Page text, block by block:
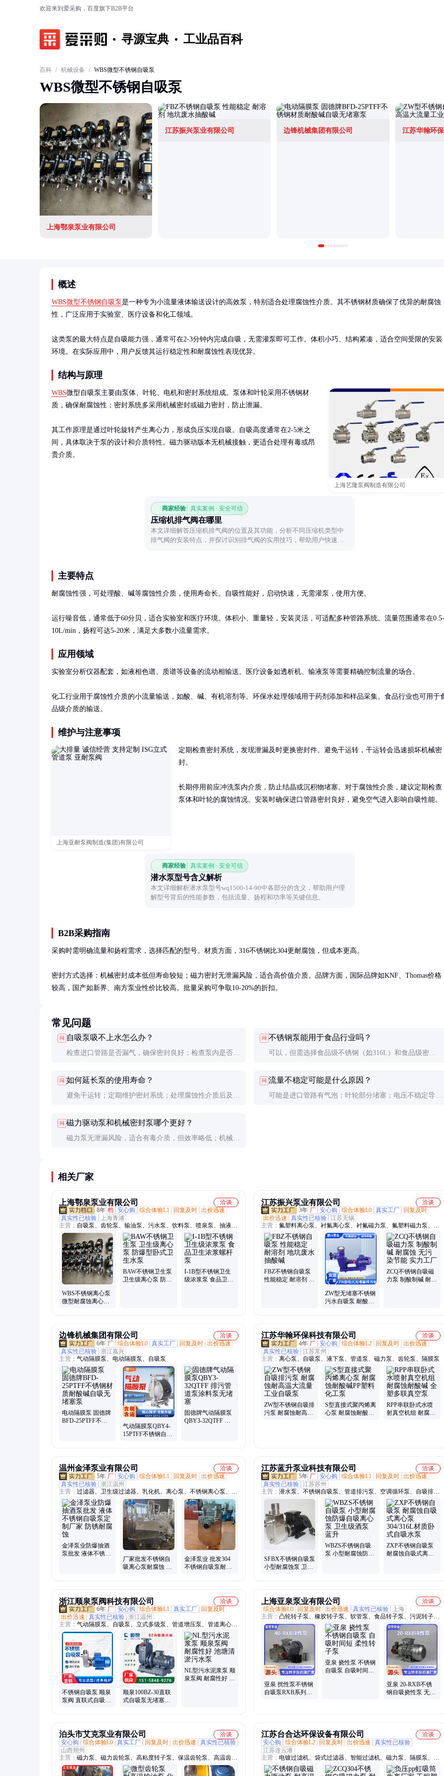
欢迎来到爱采购，百度旗下B2B平台
寻源宝典 工业品百科
百科 / 机械设备 / WBS微型不锈钢自吸泵
WBS微型不锈钢自吸泵
上海鄂泉泵业有限公司
江苏振兴泵业有限公司 边锋机械集团有限公司 江苏华翰环
概述
WBS微型不锈钢自吸泵是一种专为小流量液体输送设计的高效泵，特别适合处理腐蚀性介质。其不锈钢材质确保了优异的耐腐蚀
性，广泛应用于实验室、医疗设备和化工领域。
这类泵的最大特点是自吸能力强，通常可在2-3分钟内完成自吸，无需灌泵即可工作。体积小巧、结构紧凑，适合空间受限的安装
环境。在实际应用中，用户反馈其运行稳定性和耐腐蚀性表现优异。
结构与原理
上海艺隆泵阀制造有限公司
WBS微型自吸泵主要由泵体、叶轮、电机和密封系统组成。泵体和叶轮采用不锈钢材
质，确保耐腐蚀性；密封系统多采用机械密封或磁力密封，防止泄漏。
其工作原理是通过叶轮旋转产生离心力，形成负压实现自吸。自吸高度通常在2-5米之
间，具体取决于泵的设计和介质特性。磁力驱动版本无机械接触，更适合处理有毒或昂
贵介质。
商家经验 真实案例 · 安全可信
压缩机排气阀在哪里
本文详细解答压缩机排气阀的位置及其功能，分析不同压缩机类型中
排气阀的安装特点，并探讨识别排气阀的实用技巧，帮助用户快速定
主要特点
耐腐蚀性强，可处理酸、碱等腐蚀性介质，使用寿命长。自吸性能好，启动快速，无需灌泵，使用方便。
运行噪音低，通常低于60分贝，适合实验室和医疗环境。体积小、重量轻，安装灵活，可适配多种管路系统。流量范围通常在0.5-
10L/min，扬程可达5-20米，满足大多数小流量需求。
应用领域
实验室分析仪器配套，如液相色谱、质谱等设备的流动相输送。医疗设备如透析机、输液泵等需要精确控制流量的场合。
化工行业用于腐蚀性介质的小流量输送，如酸、碱、有机溶剂等。环保水处理领域用于药剂添加和样品采集。食品行业也可用于
品级介质的输送。
维护与注意事项
上海亚耐泵阀制造(集团)有限公司
定期检查密封系统，发现泄漏及时更换密封件。避免干运转，干运转会迅速损坏机械密
封。
长期停用前应冲洗泵内介质，防止结晶或沉积物堵塞。对于腐蚀性介质，建议定期检查
泵体和叶轮的腐蚀情况。安装时确保进口管路密封良好，避免空气进入影响自吸性能。
商家经验 真实案例 · 安全可信
潜水泵型号含义解析
本文详细解析潜水泵型号wq1500-14-90中各部分的含义，帮助用户理
解型号背后的性能参数，包括流量、扬程和功率等关键信息。
B2B采购指南
采购时需明确流量和扬程需求，选择匹配的型号。材质方面，316不锈钢比304更耐腐蚀，但成本更高。
密封方式选择：机械密封成本低但寿命较短；磁力密封无泄漏风险，适合高价值介质。品牌方面，国际品牌如KNF、Thomas价格
较高，国产如新界、南方泵业性价比较高。批量采购可争取10-20%的折扣。
常见问题
问 自吸泵吸不上水怎么办？
检查进口管路是否漏气，确保密封良好；检查泵内是否有
问 不锈钢泵能用于食品行业吗？
可以，但需选择食品级不锈钢（如316L）和食品级密封
问 如何延长泵的使用寿命？
避免干运转；定期维护密封系统；处理腐蚀性介质后及时
问 流量不稳定可能是什么原因？
可能是进口管路有气泡；叶轮部分堵塞；电压不稳定导致
问 磁力驱动泵和机械密封泵哪个更好？
磁力泵无泄漏风险，适合有毒介质，但效率略低；机械密
相关厂家
上海鄂泉泵业有限公司
洽谈
8年 档 安心购 综合体验L1 回复及时 出价迅速
真实性已核验
上海青浦
主营： 自吸泵、齿轮泵、输油泵、污水泵、饮料泵、喷泉泵、抽液
泵、增压泵、插桶泵、化工泵、螺杆泵、排污泵、浆料泵、潜水泵、
管道泵、zcq自吸、手摇泵、泥浆泵、离心泵、旋涡泵、真空泵、浓
浆泵、氟塑料、柴油机、带浮球
WBS不锈钢离心泵
微型耐腐蚀离心泵
BAW不锈钢卫生泵
卫生级离心泵 防爆
I-1B型不锈钢卫生
级浓浆泵 食品卫生
江苏振兴泵业有限公司
洽谈
3年 厂 安心购 综合体验L0 真实工厂
回复及时
出价迅速
真实性已核验 江苏无锡
主营： 氟塑料离心泵、衬氟离心泵、衬氟磁力泵、氟塑料磁力泵、不
锈钢磁力泵、塑料磁力泵、聚丙烯离心泵、不锈钢离心泵、自吸泵、
合金磁力泵、玻璃钢离心泵、聚丙烯管道泵、脱硫泵、玻璃钢管道
泵、液下泵、塑料液下泵、氟塑料液下泵、管道泵、氟塑料管道泵、
氟塑料自吸泵、衬氟自吸泵、水喷射真空机组
FBZ不锈钢自吸泵
性能稳定 耐溶剂 地
ZW型无堵塞不锈钢
污水自吸泵 耐酸碱
ZCQ不锈钢自吸磁
力泵 制酸制碱 耐腐
边锋机械集团有限公司
洽谈
6年 厂 综合体验L0 真实工厂 回复及时 出价迅速
真实性已核验 浙江嘉兴
主营： 气动隔膜泵、电动隔膜泵、自吸泵
电动隔膜泵 固德牌
BFD-25PTFF不锈
气动隔膜泵QBY4-
15PTFF不锈钢自吸
固德牌气动隔膜泵
QBY3-32QTFF 排
江苏华翰环保科技有限公司
洽谈
4年 厂 安心购 综合体验L2 回复及时 出价迅速
真实性已核验 江苏常州
主营： 离心泵、自吸泵、液下泵、管道泵、磁力泵、齿轮泵、隔膜泵
ZW型不锈钢自吸排
污泵 耐腐蚀耐高温
S型直接式聚丙烯离
心泵 耐腐蚀耐酸碱
RPP串联卧式水喷
射真空机组 耐腐蚀
温州金泽泵业有限公司
洽谈
5年 厂 安心购 综合体验L1 回复及时 出价迅速
真实性已核验 浙江温州
主营： 过滤器、卫生级过滤器、乳化机、离心泵、不锈钢离心泵、清
洗系统泵、饮料泵、自吸泵、乳化泵、单转子螺杆泵、卫生级自吸
泵、卫生级离心泵、不锈钢奶泵、无菌型纯水泵、食品级饮料泵、卧
式管道离心泵、间歇式乳化泵、自吸回程泵、食品卫生泵、浓浆糖浆
料液输送泵、均质乳化机、微孔过滤器、不锈钢过滤器、精密过滤设
备
金泽泵业防爆抽酒
泵批发 液体不锈钢
厂家批发不锈钢自
吸离心泵耐腐蚀 EX
金泽泵业 批发304
不锈钢自吸泵耐酸
江苏蓝升泵业科技有限公司
洽谈
5年 厂 安心购 综合体验L1 回复及时 出价迅速
真实性已核验 江苏苏州
主营： 潜水泵、不锈钢自吸泵、管道排污泵、空调循环泵、自吸排污
泵、管道增压泵、应急移动排水泵、强力真空自吸泵、管道离心泵、
轻型立式多级泵、单螺杆泵、真空辅助自吸泵、开式叶轮污水泵
SFBX不锈钢自吸泵
小型耐腐蚀泵 卫生
WBZS不锈钢自吸
泵 小型耐腐蚀防爆
ZXP不锈钢自吸泵
耐腐蚀自吸式离心
浙江顺泉泵阀科技有限公司
洽谈
6年 厂 安心购 综合体验L1 真实工厂
回复及时
出价迅速
真实性已核验 浙江温州
主营： 气动隔膜泵、自吸泵、立式多级泵、管道增压泵、管道离心
泵、不锈钢化工泵、自吸排污泵
不锈钢自吸泵 顺泉
泵阀 直联式自吸清
顺泉100BZ-30直联
式自吸泵无堵塞自
NL型污水泥浆泵 顺
泉泵阀 耐腐性好 池
上海亚泉泵业有限公司
洽谈
综合体验L0
回复及时 出价迅速 真实性已核验
上海
主营： 凸轮转子泵、橡胶转子泵、软管泵、食品转子泵、污泥转子
泵、工业蠕动泵、污泥回流泵、卫生转子泵
亚泉 扰性泵不锈钢
自吸泵RXB系列硅
亚泉 挠性泵 不锈钢
自吸泵 自吸时间短
亚泉 20-RXB不锈
钢自吸挠性泵 无堵
泊头市艾克泵业有限公司
洽谈
安心购
综合体验L0 真实工厂 回复及时 出价迅速
真实性已核验
山西朔州
主营： 磁力泵、磁力齿轮泵、高粘度转子泵、保温齿轮泵、高温齿轮
泵、双螺杆泵、导热油循环泵、齿轮油泵、不锈钢齿轮泵、不锈钢
江苏台合达环保设备有限公司
洽谈
安心购
综合体验L2 回复及时 出价迅速
真实性已核验
江苏连云港
主营： 电镀过滤机、袋式过滤器、智能过滤机、磁力泵、隔膜泵、加
药计量泵、离心泵、管道泵、潜水泵、立式泵、自吸泵、过滤桶、虹